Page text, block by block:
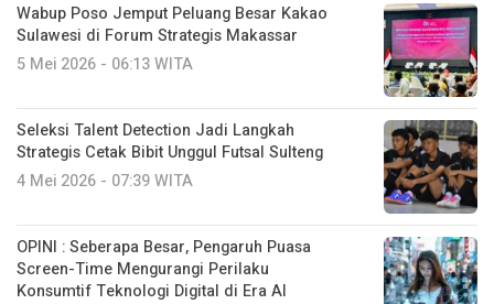
Wabup Poso Jemput Peluang Besar Kakao
Sulawesi di Forum Strategis Makassar
5 Mei 2026 - 06:13 WITA
Seleksi Talent Detection Jadi Langkah
Strategis Cetak Bibit Unggul Futsal Sulteng
4 Mei 2026 - 07:39 WITA
OPINI : Seberapa Besar, Pengaruh Puasa
Screen-Time Mengurangi Perilaku
Konsumtif Teknologi Digital di Era AI